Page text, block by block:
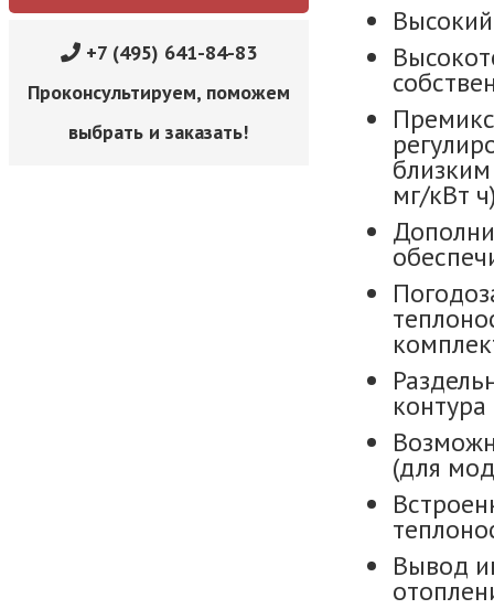
+7 (495) 641-84-83
Проконсультируем, поможем
выбрать и заказать!
мг/кВт
(для
Вывод